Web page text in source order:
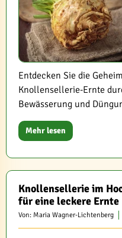
Entdecken Sie die
Knollensellerie-Ernte
Bewässerung und
Mehr lesen
Knollensellerie im
für eine leckere Ernte
Von: Maria Wagner-Lichtenberg